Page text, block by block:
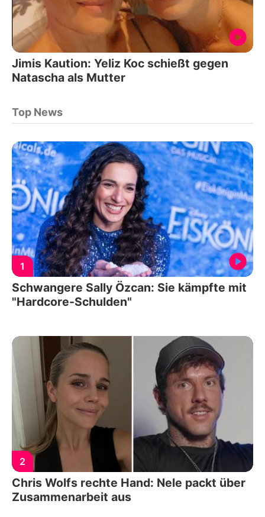
Jimis Kaution: Yeliz Koc schießt gegen
Natascha als Mutter
Top News
1
Schwangere Sally Özcan: Sie kämpfte mit
"Hardcore-Schulden"
2
Chris Wolfs rechte Hand: Nele packt über
Zusammenarbeit aus